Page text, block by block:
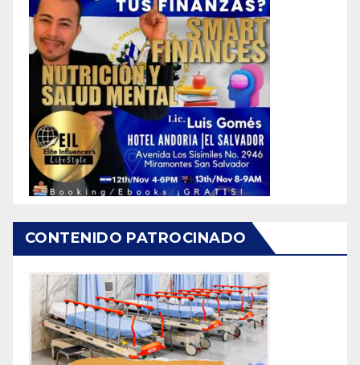
CONTENIDO PATROCINADO